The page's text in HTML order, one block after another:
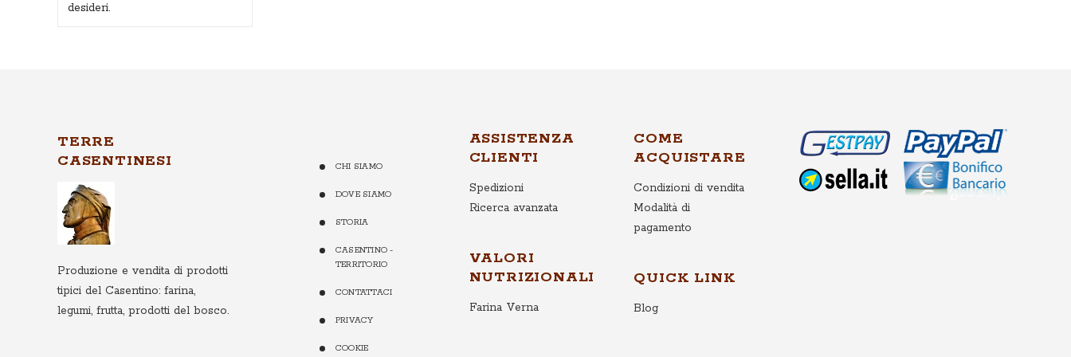
desideri.
TERRE
CASENTINESI
Produzione e vendita di prodotti
tipici del Casentino: farina,
legumi, frutta, prodotti del bosco.
CHI SIAMO
DOVE SIAMO
STORIA
CASENTINO -
TERRITORIO
CONTATTACI
PRIVACY
COOKIE
ASSISTENZA
CLIENTI
Spedizioni
Ricerca avanzata
VALORI
NUTRIZIONALI
Farina Verna
COME
ACQUISTARE
Condizioni di vendita
Modalità di
pagamento
QUICK LINK
Blog